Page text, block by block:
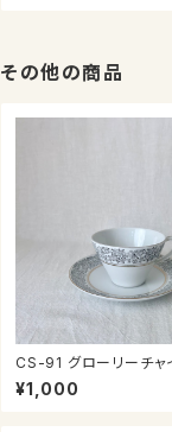
その他の商品
CS-91 グローリーチャイナ カッ
プ＆ソーサー
¥1,000